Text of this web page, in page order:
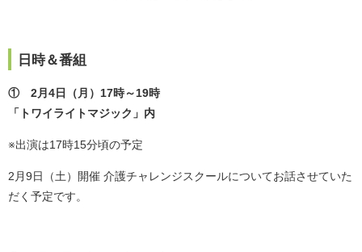
日時＆番組
① 2月4日（月）17時～19時
「トワイライトマジック」内
※出演は17時15分頃の予定
2月9日（土）開催 介護チャレンジスクールについてお話させていた
だく予定です。